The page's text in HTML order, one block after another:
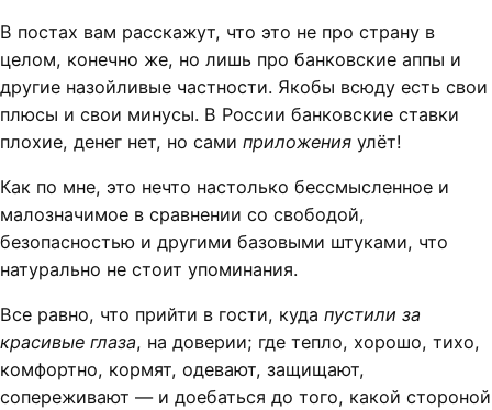
В постах вам расскажут, что это не про страну в
целом, конечно же, но лишь про банковские аппы и
другие назойливые частности. Якобы всюду есть свои
плюсы и свои минусы. В России банковские ставки
плохие, денег нет, но сами приложения улёт!
Как по мне, это нечто настолько бессмысленное и
малозначимое в сравнении со свободой,
безопасностью и другими базовыми штуками, что
натурально не стоит упоминания.
Все равно, что прийти в гости, куда пустили за
красивые глаза, на доверии; где тепло, хорошо, тихо,
комфортно, кормят, одевают, защищают,
сопереживают — и доебаться до того, какой стороной